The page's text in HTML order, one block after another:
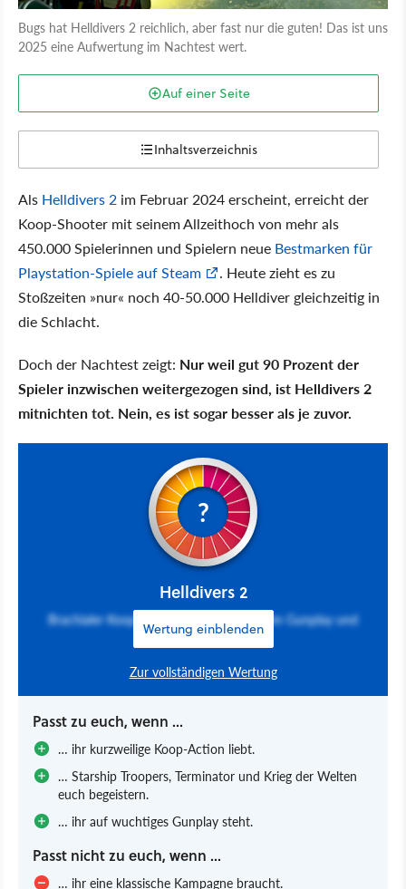
Bugs hat Helldivers 2 reichlich, aber fast nur die guten! Das ist uns
2025 eine Aufwertung im Nachtest wert.
Auf einer Seite
Inhaltsverzeichnis
Als Helldivers 2 im Februar 2024 erscheint, erreicht der
Koop-Shooter mit seinem Allzeithoch von mehr als
450.000 Spielerinnen und Spielern neue Bestmarken für
Playstation-Spiele auf Steam
. Heute zieht es zu
Stoßzeiten »nur« noch 40-50.000 Helldiver gleichzeitig in
die Schlacht.
Doch der Nachtest zeigt: Nur weil gut 90 Prozent der
Spieler inzwischen weitergezogen sind, ist Helldivers 2
mitnichten tot. Nein, es ist sogar besser als je zuvor.
?
Helldivers 2
Wertung einblenden
Brachialer Koop-Kracher mit erstklassigem Gunplay und
dichter Atmosphäre
Zur vollständigen Wertung
Passt zu euch, wenn ...
… ihr kurzweilige Koop-Action liebt.
… Starship Troopers, Terminator und Krieg der Welten
euch begeistern.
… ihr auf wuchtiges Gunplay steht.
Passt nicht zu euch, wenn ...
… ihr eine klassische Kampagne braucht.